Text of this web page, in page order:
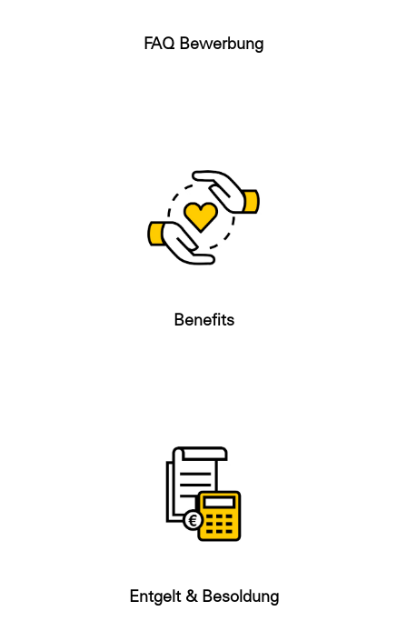
FAQ Bewerbung
Benefits
Entgelt & Besoldung